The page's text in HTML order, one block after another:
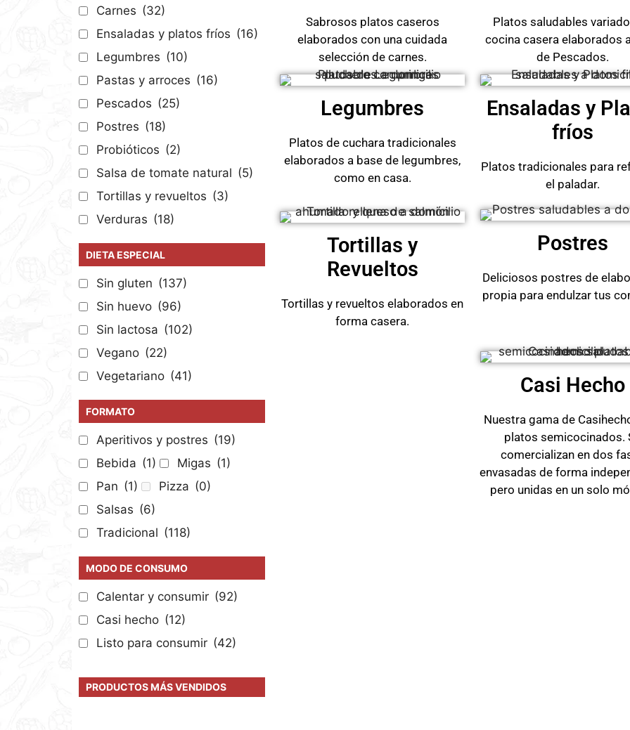
Carnes (32)
Ensaladas y platos fríos (16)
Legumbres (10)
Pastas y arroces (16)
Pescados (25)
Postres (18)
Probióticos (2)
Salsa de tomate natural (5)
Tortillas y revueltos (3)
Verduras (18)
DIETA ESPECIAL
Sin gluten (137)
Sin huevo (96)
Sin lactosa (102)
Vegano (22)
Vegetariano (41)
FORMATO
Aperitivos y postres (19)
Bebida (1) Migas (1)
Pan (1) Pizza (0)
Salsas (6)
Tradicional (118)
MODO DE CONSUMO
Calentar y consumir (92)
Casi hecho (12)
Listo para consumir (42)
PRODUCTOS MÁS VENDIDOS
Sabrosos platos caseros
elaborados con una cuidada
selección de carnes.
Legumbres
Platos de cuchara tradicionales
elaborados a base de legumbres,
como en casa.
Tortillas y
Revueltos
Tortillas y revueltos elaborados en
forma casera.
Platos saludables
cocina casera elaborados
de Pescados.
Ensaladas y
fríos
Platos tradicionales para
el paladar.
Postres
Deliciosos postres de
propia para endulzar tus
Casi Hecho
Nuestra gama de
platos semicocinados.
comercializan en dos
envasadas de forma
pero unidas en un solo